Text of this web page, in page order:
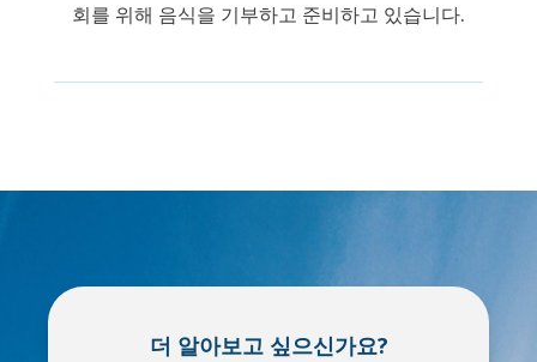
회를 위해 음식을 기부하고 준비하고 있습니다.
더 알아보고 싶으신가요?